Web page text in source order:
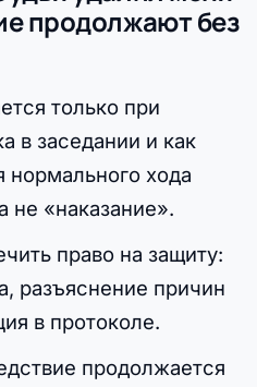
продолжают без
только при
в заседании и как
нормального хода
не «наказание».
право на защиту:
разъяснение причин
в протоколе.
продолжается